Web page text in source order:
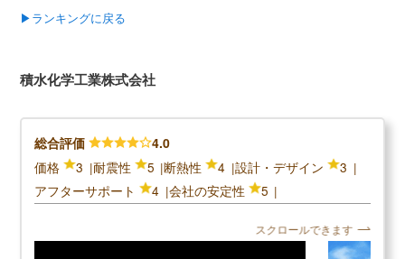
商品ラインナップが少ない
無料+3分で完了
【LIFULL公式】
カタログを一括で取り寄せる
カタログ請求が理想の家づくりの第一歩
家のイメージづくりから始めよう
の専門家が多数在籍しており、希望する複雑な間取りでも
実現できる体制が整っています。外観も豊富なラインナッ
モノトーンを基調とした現代的なデザインから伝統的なデ
ザインまで、高いデザイン性がウリです。共働き家族や子
育て家族、多世帯家族など、ライフスタイルに合わせた居
住空間へのこだわりに答え、開放感あふれる吹き抜けのあ
る家や、ロフト、バリアフリーなど、家族みんなの「もう
建てられるので、他と被りたくないという方におすすめで
▶ランキングに戻る
積水化学工業株式会社
総合評価
4.0
価格
3 耐震性 5 断熱性 4 設計・デザイン
3
アフターサポート
4 会社の安定性 5
スクロールできます